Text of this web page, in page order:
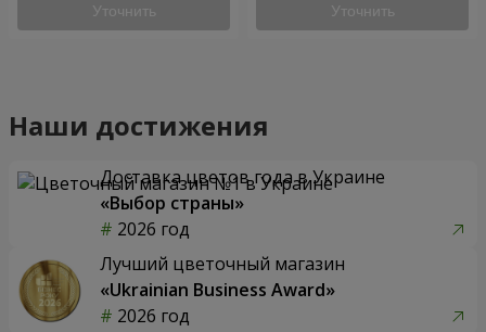
Уточнить Уточнить
Наши достижения
Доставка цветов года в Украине
«Выбор страны»
2026 год
Лучший цветочный магазин
«Ukrainian Business Award»
2026 год